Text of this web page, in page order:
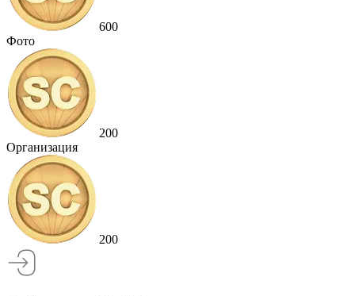
600
Фото
200
Организация
200